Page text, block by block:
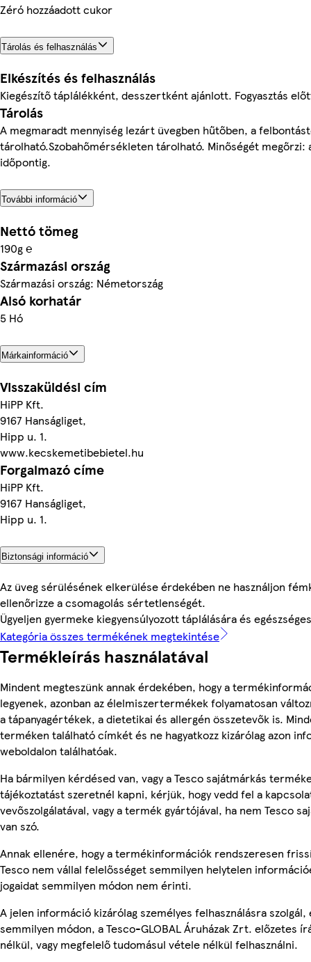
Zéró hozzáadott cukor
Tárolás és felhasználás
Elkészítés és felhasználás
Kiegészítő táplálékként, desszertként ajánlott. Fogyasztás
Tárolás
A megmaradt mennyiség lezárt üvegben hűtőben, a
tárolható.Szobahőmérsékleten tárolható. Minőségét
időpontig.
További információ
Nettó tömeg
190g ℮
Származási ország
Származási ország: Németország
Alsó korhatár
5 Hó
Márkainformáció
Visszaküldési cím
HiPP Kft.
9167 Hanságliget,
Hipp u. 1.
www.kecskemetibebietel.hu
Forgalmazó címe
HiPP Kft.
9167 Hanságliget,
Hipp u. 1.
Biztonsági információ
Az üveg sérülésének elkerülése érdekében ne használjon
ellenőrizze a csomagolás sértetlenségét.
Ügyeljen gyermeke kiegyensúlyozott táplálására és
Kategória összes termékének megtekintése
Termékleírás használatával
Mindent megteszünk annak érdekében, hogy a
legyenek, azonban az élelmiszertermékek folyamatosan
a tápanyagértékek, a dietetikai és allergén összetevők is.
terméken található címkét és ne hagyatkozz kizárólag azon
weboldalon találhatóak.
Ha bármilyen kérdésed van, vagy a Tesco sajátmárkás
tájékoztatást szeretnél kapni, kérjük, hogy vedd fel a
vevőszolgálatával, vagy a termék gyártójával, ha nem Tesco
van szó.
Annak ellenére, hogy a termékinformációk rendszeresen
Tesco nem vállal felelősséget semmilyen helytelen
jogaidat semmilyen módon nem érinti.
A jelen információ kizárólag személyes felhasználásra
semmilyen módon, a Tesco-GLOBAL Áruházak Zrt. előzetes
nélkül, vagy megfelelő tudomásul vétele nélkül felhasználni.